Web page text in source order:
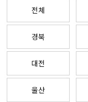
전체
경북
대전
울산